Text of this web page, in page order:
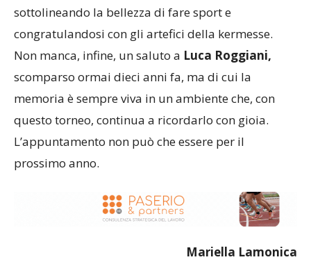
sottolineando la bellezza di fare sport e
congratulandosi con gli artefici della kermesse.
Non manca, infine, un saluto a Luca Roggiani,
scomparso ormai dieci anni fa, ma di cui la
memoria è sempre viva in un ambiente che, con
questo torneo, continua a ricordarlo con gioia.
L’appuntamento non può che essere per il
prossimo anno.
Mariella Lamonica